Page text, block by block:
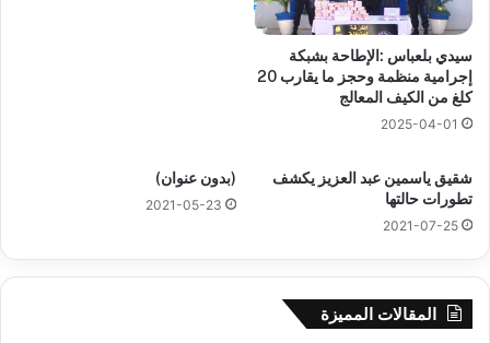
سيدي بلعباس :الإطاحة بشبكة
إجرامية منظمة وحجز ما يقارب 20
كلغ من الكيف المعالج
2025-04-01
شقيق ياسمين عبد العزيز يكشف
تطورات حالتها
2021-07-25
(بدون عنوان)
2021-05-23
المقالات المميزة